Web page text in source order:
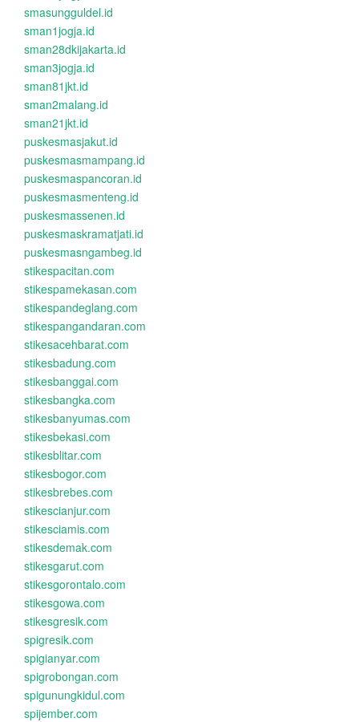
smasungguldel.id
sman1jogja.id
sman28dkijakarta.id
sman3jogja.id
sman81jkt.id
sman2malang.id
sman21jkt.id
puskesmasjakut.id
puskesmasmampang.id
puskesmaspancoran.id
puskesmasmenteng.id
puskesmassenen.id
puskesmaskramatjati.id
puskesmasngambeg.id
stikespacitan.com
stikespamekasan.com
stikespandeglang.com
stikespangandaran.com
stikesacehbarat.com
stikesbadung.com
stikesbanggai.com
stikesbangka.com
stikesbanyumas.com
stikesbekasi.com
stikesblitar.com
stikesbogor.com
stikesbrebes.com
stikescianjur.com
stikesciamis.com
stikesdemak.com
stikesgarut.com
stikesgorontalo.com
stikesgowa.com
stikesgresik.com
spigresik.com
spigianyar.com
spigrobongan.com
spigunungkidul.com
spijember.com